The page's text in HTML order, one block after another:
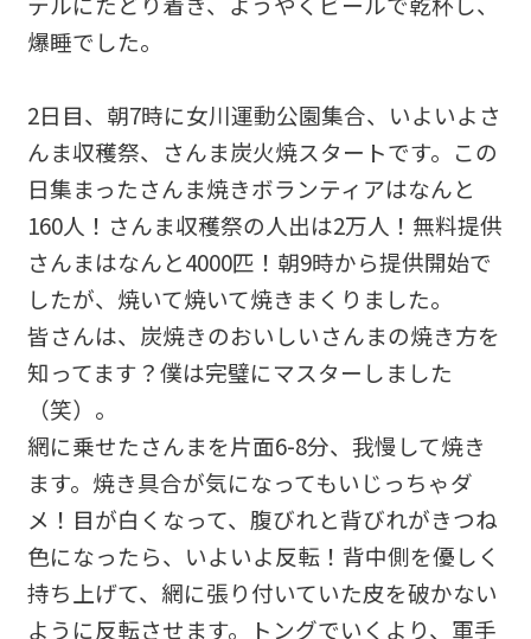
爆睡でした。
2日目、朝7時に女川運動公園集合、いよいよさ
んま収穫祭、さんま炭火焼スタートです。この
日集まったさんま焼きボランティアはなんと
160人！さんま収穫祭の人出は2万人！無料提供
さんまはなんと4000匹！朝9時から提供開始で
したが、焼いて焼いて焼きまくりました。
皆さんは、炭焼きのおいしいさんまの焼き方を
知ってます？僕は完璧にマスターしました
（笑）。
網に乗せたさんまを片面6-8分、我慢して焼き
ます。焼き具合が気になってもいじっちゃダ
メ！目が白くなって、腹びれと背びれがきつね
色になったら、いよいよ反転！背中側を優しく
持ち上げて、網に張り付いていた皮を破かない
ように反転させます。トングでいくより、軍手